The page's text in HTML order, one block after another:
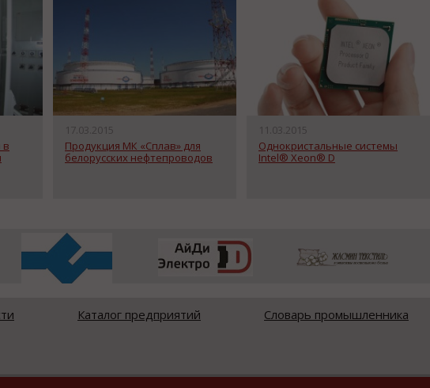
в
17.03.2015
Продукция МК «Сплав» для
белорусских нефтепроводов
11.03.2015
Однокристальные системы
Intel® Xeon® D
Каталог предприятий Словарь промышленника